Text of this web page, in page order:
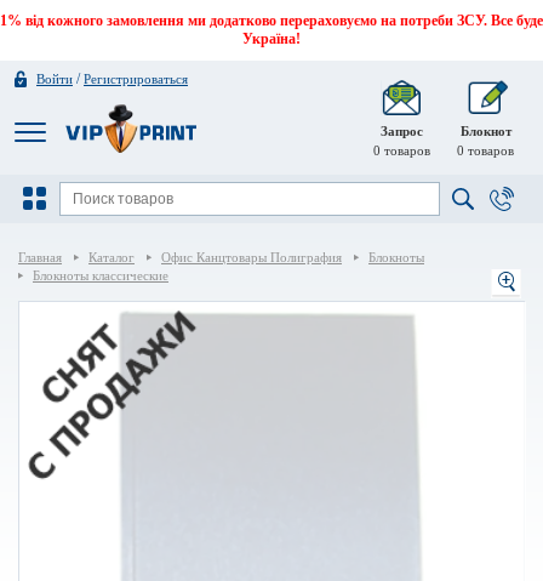
1% від кожного замовлення ми додатково перераховуємо на потреби ЗСУ. Все буде
Україна!
Войти /Регистрироваться
Запрос
0 товаров
Блокнот
0 товаров
Главная Каталог Офис Канцтовары Полиграфия
Блокноты
Блокноты классические